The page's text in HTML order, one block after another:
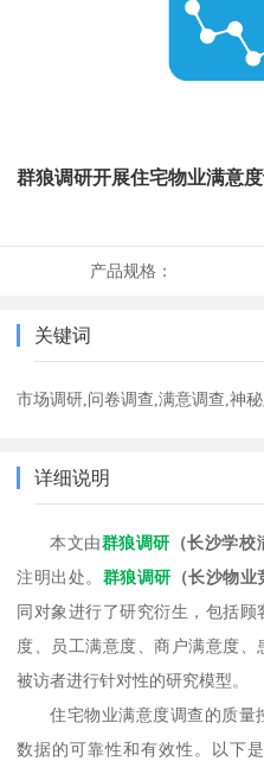
群狼调研开展住宅物业满意
产品规格：
关键词
市场调研,问卷调查,满意调查,神
详细说明
本文由群狼调研 （长沙学校
注明出处。 群狼调研 （长沙物业
同对象进行了研究衍生，包括
度、员工满意度、商户满意度
被访者进行针对性的研究模型。
住宅物业满意度调查的质量
数据的可靠性和有效性。以下